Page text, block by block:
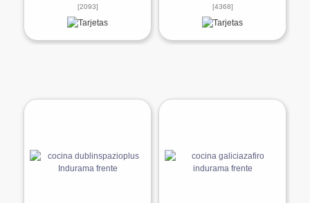
[2093] [4368]